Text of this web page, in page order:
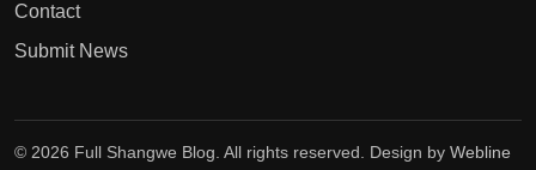
Contact
Submit News
© 2026 Full Shangwe Blog. All rights reserved. Design by Webline